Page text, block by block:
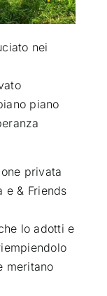
nei
piano
privata
e & Friends
lo adotti e
meritano